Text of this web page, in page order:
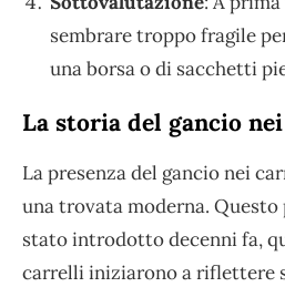
sembrare troppo fragile
una borsa o di sacchetti
La storia del gancio
La presenza del gancio nei
una trovata moderna.
stato introdotto decenni fa,
carrelli iniziarono a riflettere